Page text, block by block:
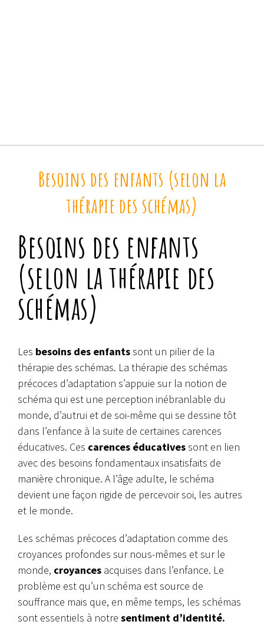
Besoins des enfants (selon la
thérapie des schémas)
Besoins des enfants
(selon la thérapie des
schémas)
Les besoins des enfantssont un pilier de la
thérapie des schémas. La thérapie des schémas
précoces d’adaptation s’appuie sur la notion de
schéma qui est une perception inébranlable du
monde, d’autrui et de soi-même qui se dessine tôt
dans l’enfance à la suite de certaines carences
éducatives. Ces carences éducativessont en lien
avec des besoins fondamentaux insatisfaits de
manière chronique. A l’âge adulte, le schéma
devient une façon rigide de percevoir soi, les autres
et le monde.
Les schémas précoces d’adaptation comme des
croyances profondes sur nous-mêmes et sur le
monde, croyances acquises dans l’enfance. Le
problème est qu’un schéma est source de
souffrance mais que, en même temps, les schémas
sont essentiels à notre sentiment d’identité.